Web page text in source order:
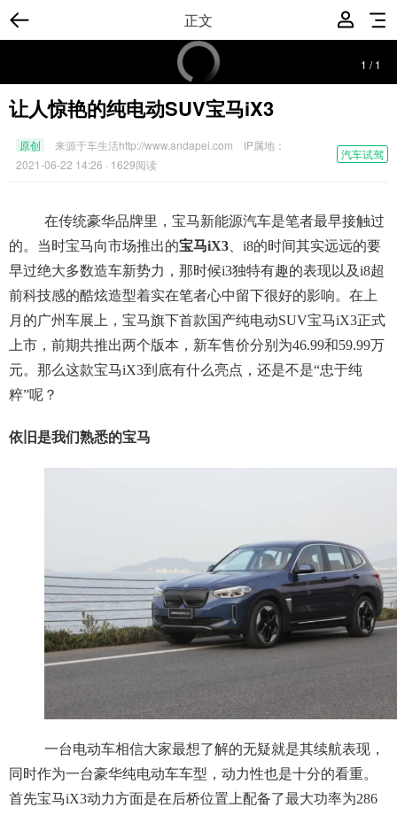
正文
1 /1
让人惊艳的纯电动SUV宝马iX3
汽车试驾
原创 来源于车生活http://www.andapei.com
IP属地：
2021-06-22 14:26 · 1629阅读
在传统豪华品牌里，宝马新能源汽车是笔者最早接触过
的。当时宝马向市场推出的宝马iX3 、i8的时间其实远远的要
早过绝大多数造车新势力，那时候i3独特有趣的表现以及i8超
前科技感的酷炫造型着实在笔者心中留下很好的影响。在上
月的广州车展上，宝马旗下首款国产纯电动SUV宝马iX3正式
上市，前期共推出两个版本，新车售价分别为46.99和59.99万
元。那么这款宝马iX3到底有什么亮点，还是不是“忠于纯
粹”呢？
依旧是我们熟悉的宝马
一台电动车相信大家最想了解的无疑就是其续航表现，
同时作为一台豪华纯电动车车型，动力性也是十分的看重。
首先宝马iX3动力方面是在后桥位置上配备了最大功率为286